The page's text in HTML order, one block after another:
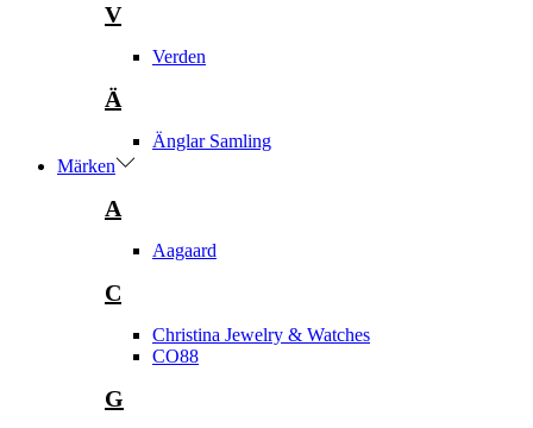
V
Verden
Ä
Änglar Samling
Märken
A
Aagaard
C
Christina Jewelry & Watches
CO88
G